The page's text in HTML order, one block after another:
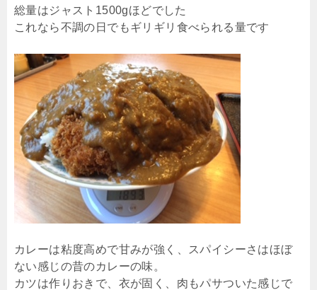
総量はジャスト1500gほどでした
これなら不調の日でもギリギリ食べられる量です
カレーは粘度高めで甘みが強く、スパイシーさはほぼ
ない感じの昔のカレーの味。
カツは作りおきで、衣が固く、肉もパサついた感じで